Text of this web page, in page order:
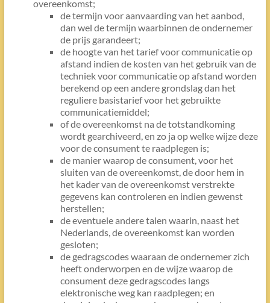
overeenkomst;
de termijn voor aanvaarding van het aanbod,
dan wel de termijn waarbinnen de ondernemer
de prijs garandeert;
de hoogte van het tarief voor communicatie op
afstand indien de kosten van het gebruik van de
techniek voor communicatie op afstand worden
berekend op een andere grondslag dan het
reguliere basistarief voor het gebruikte
communicatiemiddel;
of de overeenkomst na de totstandkoming
wordt gearchiveerd, en zo ja op welke wijze deze
voor de consument te raadplegen is;
de manier waarop de consument, voor het
sluiten van de overeenkomst, de door hem in
het kader van de overeenkomst verstrekte
gegevens kan controleren en indien gewenst
herstellen;
de eventuele andere talen waarin, naast het
Nederlands, de overeenkomst kan worden
gesloten;
de gedragscodes waaraan de ondernemer zich
heeft onderworpen en de wijze waarop de
consument deze gedragscodes langs
elektronische weg kan raadplegen; en